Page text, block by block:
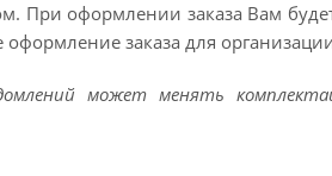
При оформлении заказа Вам
заказа для
может менять